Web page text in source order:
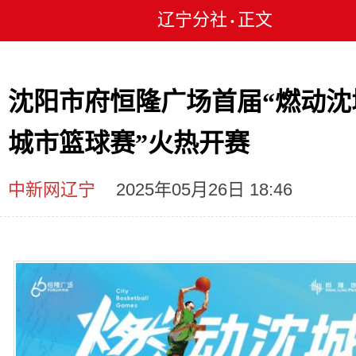
辽宁分社 • 正文
沈阳市府恒隆广场首届“燃动
城市篮球赛”火热开赛
中新网辽宁 2025年05月26日 18:46